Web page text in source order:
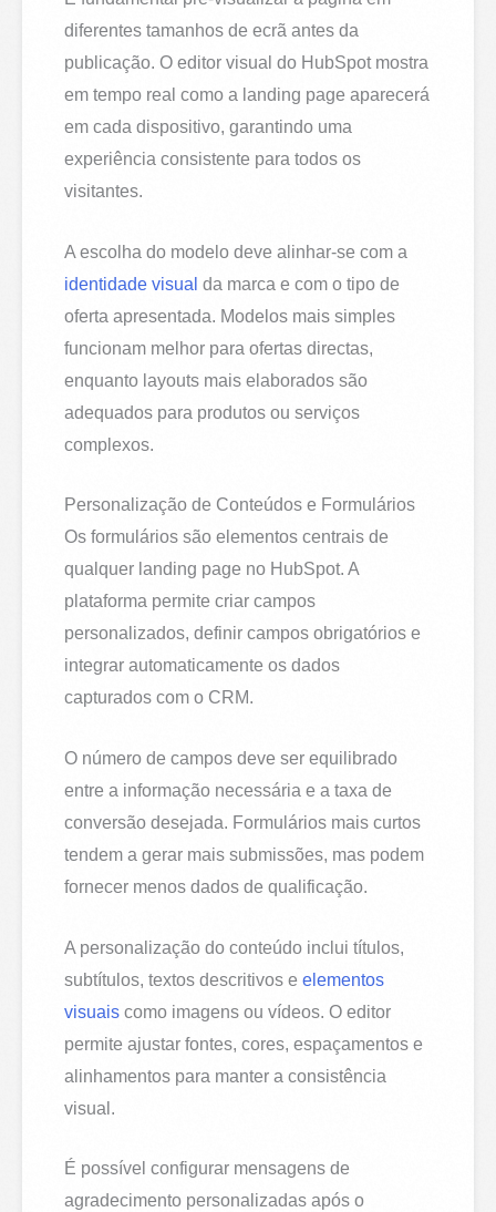
diferentes tamanhos de ecrã antes da
publicação. O editor visual do HubSpot mostra
em tempo real como a landing page aparecerá
em cada dispositivo, garantindo uma
experiência consistente para todos os
visitantes.
A escolha do modelo deve alinhar-se com a
identidade visual da marca e com o tipo de
oferta apresentada. Modelos mais simples
funcionam melhor para ofertas directas,
enquanto layouts mais elaborados são
adequados para produtos ou serviços
complexos.
Personalização de Conteúdos e Formulários
Os formulários são elementos centrais de
qualquer landing page no HubSpot. A
plataforma permite criar campos
personalizados, definir campos obrigatórios e
integrar automaticamente os dados
capturados com o CRM.
O número de campos deve ser equilibrado
entre a informação necessária e a taxa de
conversão desejada. Formulários mais curtos
tendem a gerar mais submissões, mas podem
fornecer menos dados de qualificação.
A personalização do conteúdo inclui títulos,
subtítulos, textos descritivos eelementos
visuais como imagens ou vídeos. O editor
permite ajustar fontes, cores, espaçamentos e
alinhamentos para manter a consistência
visual.
É possível configurar mensagens de
agradecimento personalizadas após o